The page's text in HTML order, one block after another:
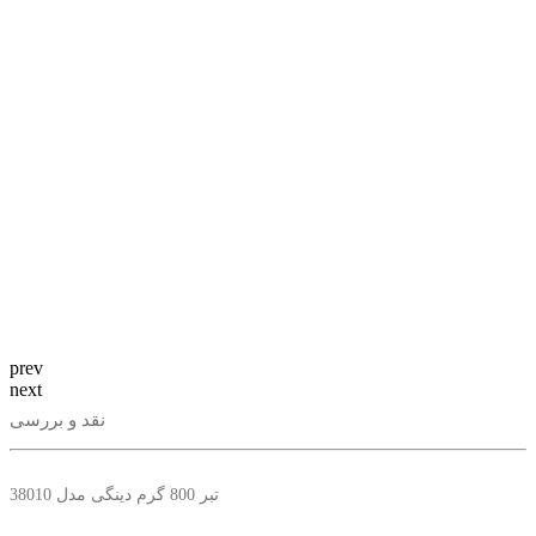
prev
next
نقد و بررسی
تبر 800 گرم دینگی مدل 38010